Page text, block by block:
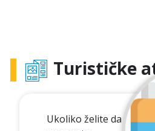
Turističke
Ukoliko želite da